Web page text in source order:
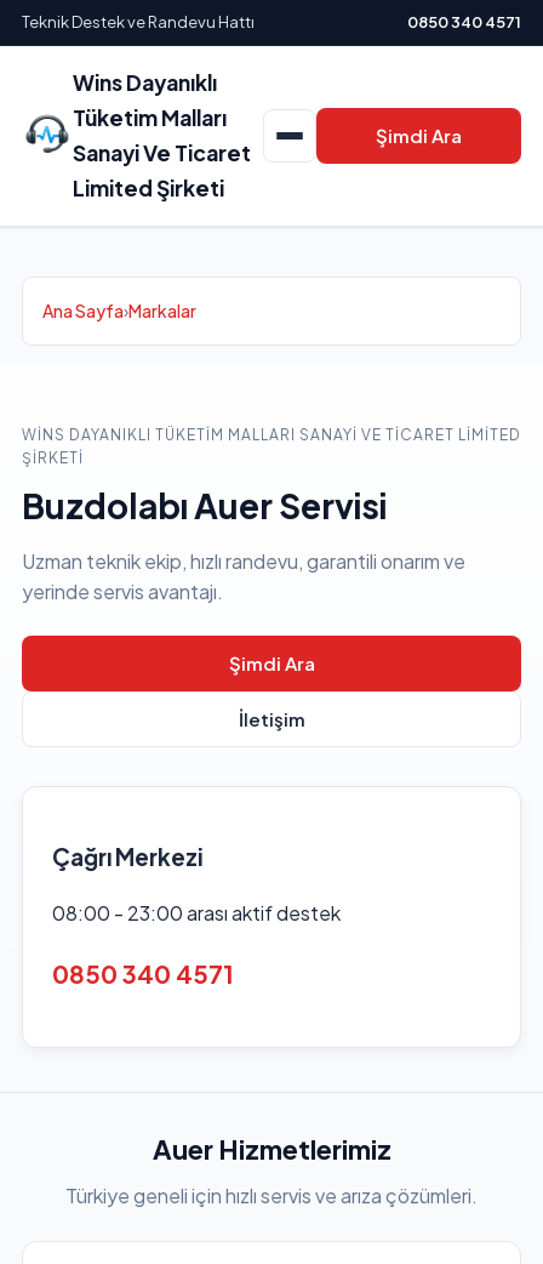
Teknik Destek ve Randevu Hattı 0850 340 4571
Wins Dayanıklı
Tüketim Malları
Sanayi Ve Ticaret
Limited Şirketi
Şimdi Ara
Ana Sayfa›Markalar
WINS DAYANIKLI TÜKETIM MALLARI SANAYI VE TICARET LIMITED
ŞIRKETI
Buzdolabı Auer Servisi
Uzman teknik ekip, hızlı randevu, garantili onarım ve
yerinde servis avantajı.
Şimdi Ara
İletişim
Çağrı Merkezi
08:00 - 23:00 arası aktif destek
0850 340 4571
Auer Hizmetlerimiz
Türkiye geneli için hızlı servis ve arıza çözümleri.